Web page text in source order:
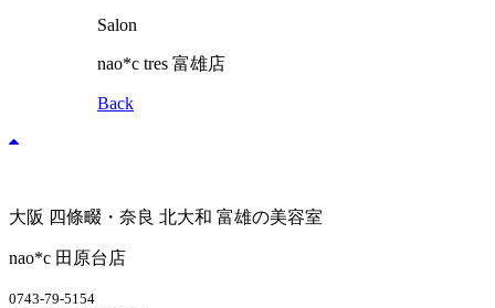
Salon
nao*c tres 富雄店
Back
大阪 四條畷・奈良 北大和 富雄の美容室
nao*c 田原台店
0743-79-5154